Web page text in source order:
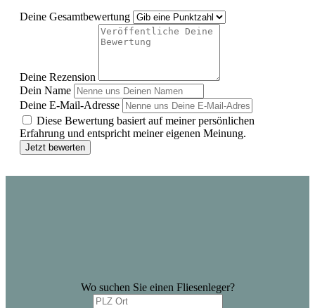
Deine Gesamtbewertung
Deine Rezension
Dein Name
Deine E-Mail-Adresse
Diese Bewertung basiert auf meiner persönlichen
Erfahrung und entspricht meiner eigenen Meinung.
Jetzt bewerten
Wo suchen Sie einen Fliesenleger?